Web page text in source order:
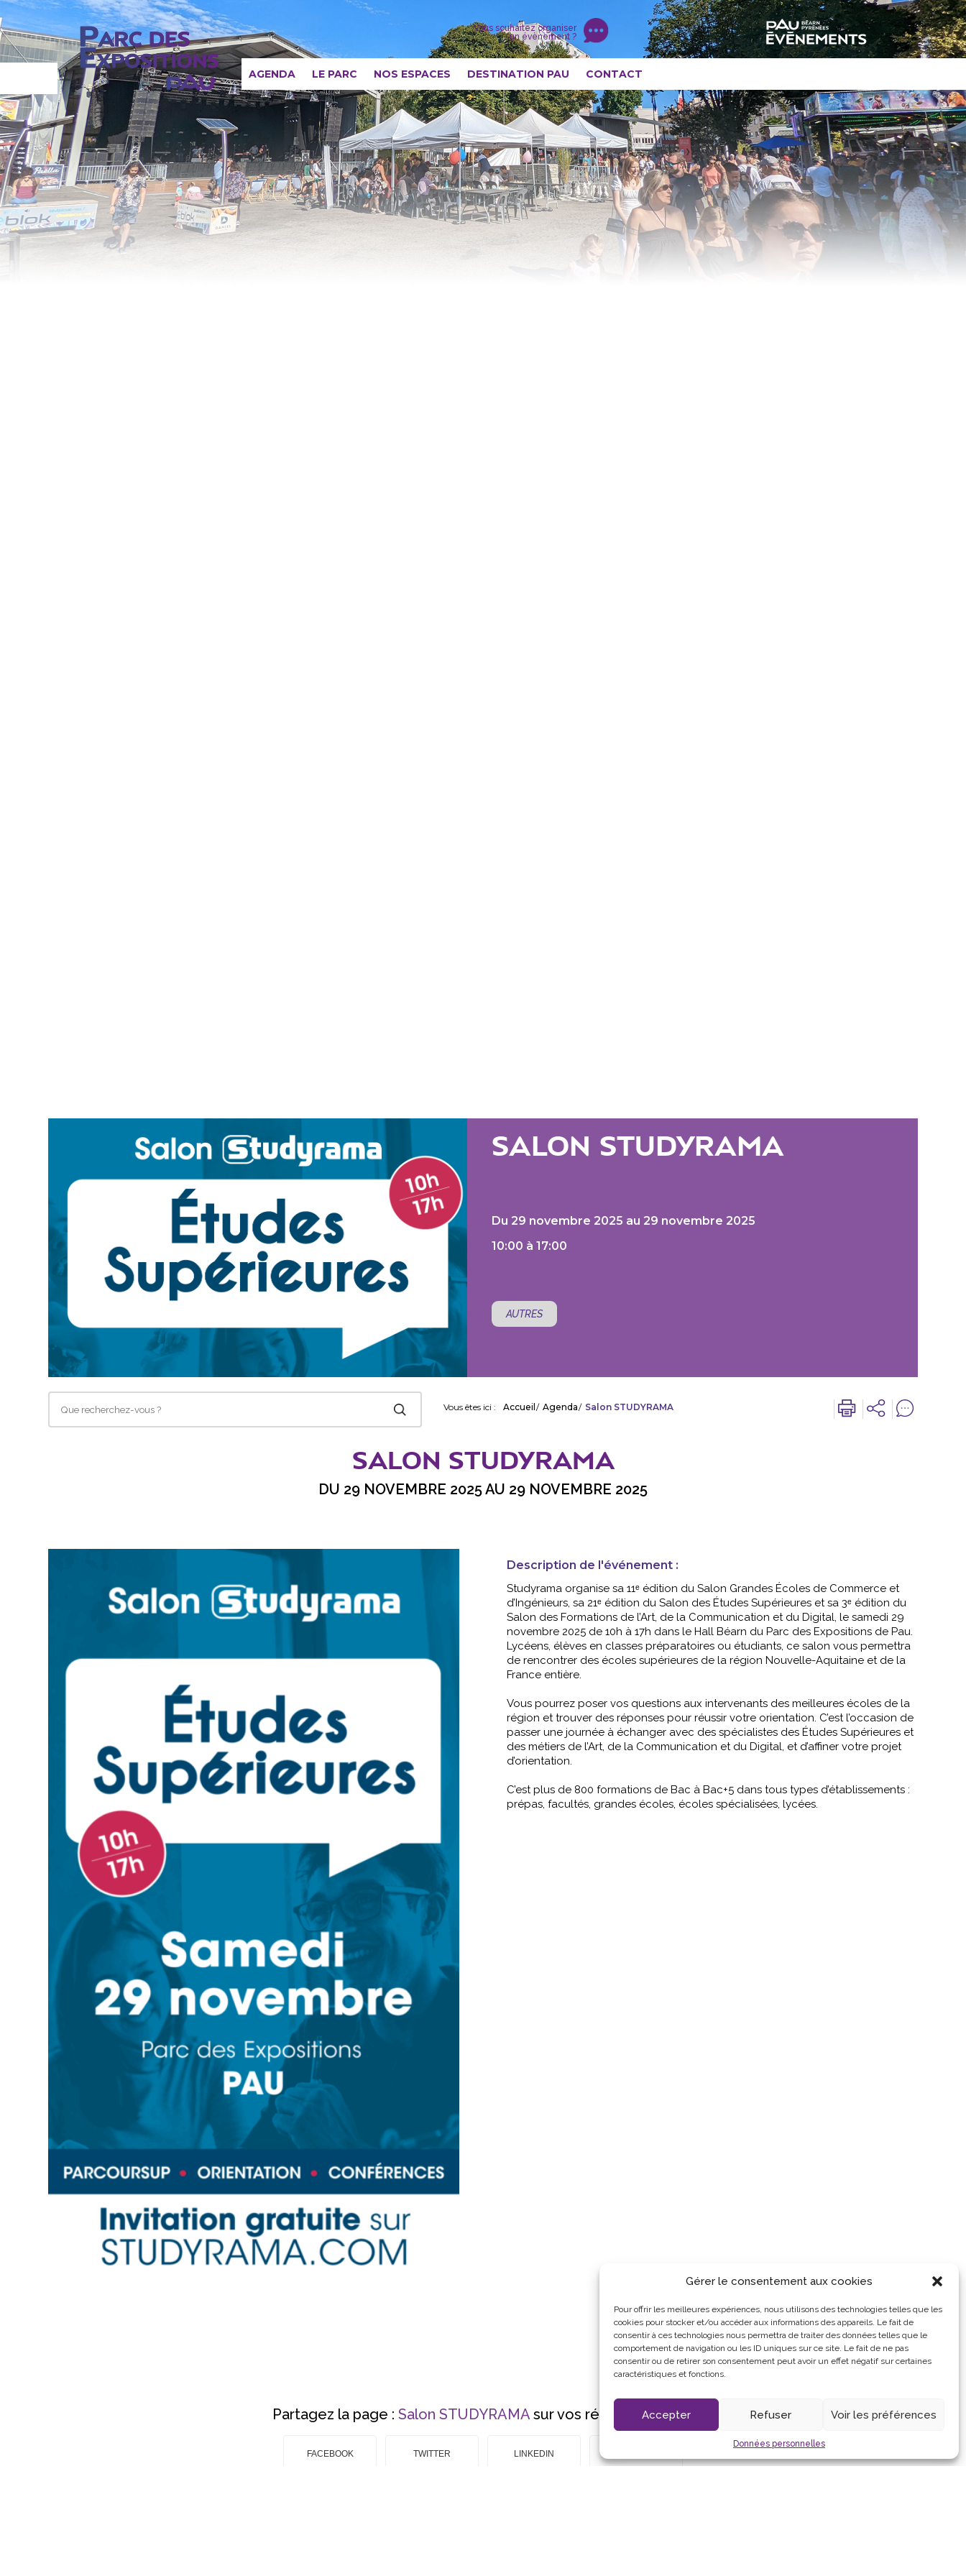
Gérer le consentement aux cookies
Pour offrir les meilleures expériences, nous utilisons des technologies telles que les
cookies pour stocker et/ou accéder aux informations des appareils. Le fait de
consentir à ces technologies nous permettra de traiter des données telles que le
comportement de navigation ou les ID uniques sur ce site. Le fait de ne pas
consentir ou de retirer son consentement peut avoir un effet négatif sur certaines
caractéristiques et fonctions.
Accepter Refuser Voir les préférences
Données personnelles
Vous souhaitez organiser
un évènement ?
AGENDA LE PARC NOS ESPACES DESTINATION PAU CONTACT
SALON STUDYRAMA
Du 29 novembre 2025 au 29 novembre 2025
10:00 à 17:00
AUTRES
d’Ingénieurs, sa 21ᵉ édition du Salon ...
Vous êtes ici : Accueil Agenda Salon STUDYRAMA
SALON STUDYRAMA
DU 29 NOVEMBRE 2025 AU 29 NOVEMBRE 2025
Description de l'événement :
Studyrama organise sa 11ᵉ édition du Salon Grandes Écoles de Commerce et
d’Ingénieurs, sa 21ᵉ édition du Salon des Études Supérieures et sa 3ᵉ édition du
Salon des Formations de l’Art, de la Communication et du Digital, le samedi 29
novembre 2025 de 10h à 17h dans le Hall Béarn du Parc des Expositions de Pau.
Lycéens, élèves en classes préparatoires ou étudiants, ce salon vous permettra
de rencontrer des écoles supérieures de la région Nouvelle-Aquitaine et de la
France entière.
Vous pourrez poser vos questions aux intervenants des meilleures écoles de la
région et trouver des réponses pour réussir votre orientation. C’est l’occasion de
passer une journée à échanger avec des spécialistes des Études Supérieures et
des métiers de l’Art, de la Communication et du Digital, et d’affiner votre projet
d’orientation.
C’est plus de 800 formations de Bac à Bac+5 dans tous types d’établissements :
prépas, facultés, grandes écoles, écoles spécialisées, lycées.
Partagez la page : Salon STUDYRAMAsur vos réseaux sociaux
FACEBOOK TWITTER LINKEDIN